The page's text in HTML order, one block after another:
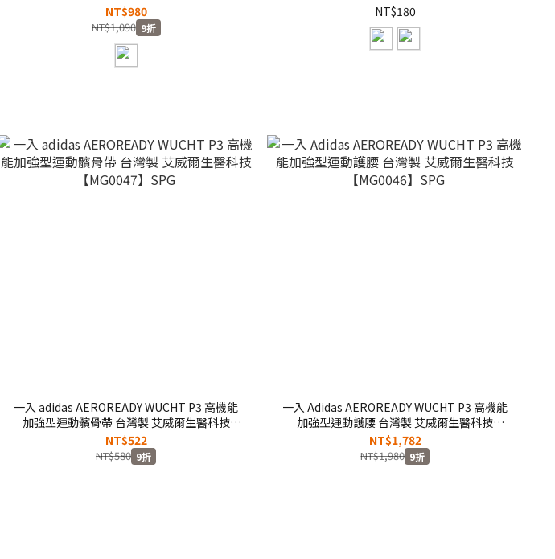
NT$980
NT$1,090 9折
NT$180
一入 adidas AEROREADY WUCHT P3 高機能
加強型運動髕骨帶 台灣製 艾威爾生醫科技
【MG0047】SPG
NT$522
NT$580 9折
一入 Adidas AEROREADY WUCHT P3 高機能
加強型運動護腰 台灣製 艾威爾生醫科技
【MG0046】SPG
NT$1,782
NT$1,980 9折